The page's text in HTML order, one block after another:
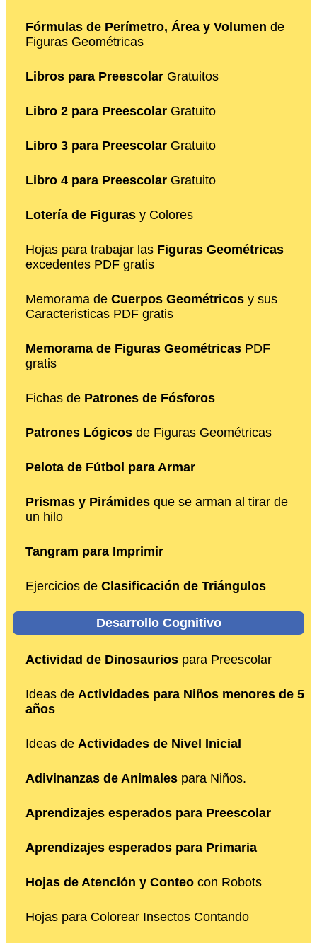
Fórmulas de Perímetro, Área y Volumen de
Figuras Geométricas
Libros para Preescolar Gratuitos
Libro 2 para Preescolar Gratuito
Libro 3 para Preescolar Gratuito
Libro 4 para Preescolar Gratuito
Lotería de Figuras y Colores
Hojas para trabajar las Figuras Geométricas
excedentes PDF gratis
Memorama de Cuerpos Geométricos y sus
Caracteristicas PDF gratis
Memorama de Figuras Geométricas PDF
gratis
Fichas de Patrones de Fósforos
Patrones Lógicos de Figuras Geométricas
Pelota de Fútbol para Armar
Prismas y Pirámides que se arman al tirar de
un hilo
Tangram para Imprimir
Ejercicios de Clasificación de Triángulos
Desarrollo Cognitivo
Actividad de Dinosaurios para Preescolar
Ideas de Actividades para Niños menores de 5
años
Ideas de Actividades de Nivel Inicial
Adivinanzas de Animales para Niños.
Aprendizajes esperados para Preescolar
Aprendizajes esperados para Primaria
Hojas de Atención y Conteo con Robots
Hojas para Colorear Insectos Contando